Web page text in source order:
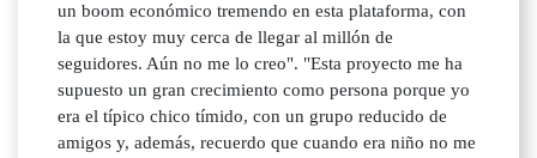
un boom económico tremendo en esta plataforma, con
la que estoy muy cerca de llegar al millón de
seguidores. Aún no me lo creo". "Esta proyecto me ha
supuesto un gran crecimiento como persona porque yo
era el típico chico tímido, con un grupo reducido de
amigos y, además, recuerdo que cuando era niño no me